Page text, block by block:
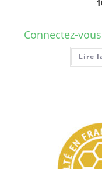
Connectez-
Lire